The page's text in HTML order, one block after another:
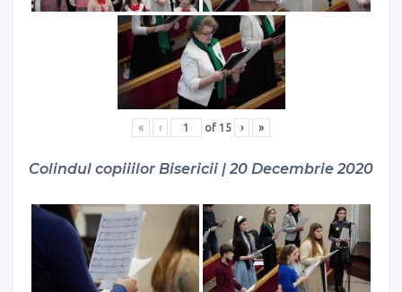
« ‹ of 15 › »
Colindul copiiilor Bisericii | 20 Decembrie 2020